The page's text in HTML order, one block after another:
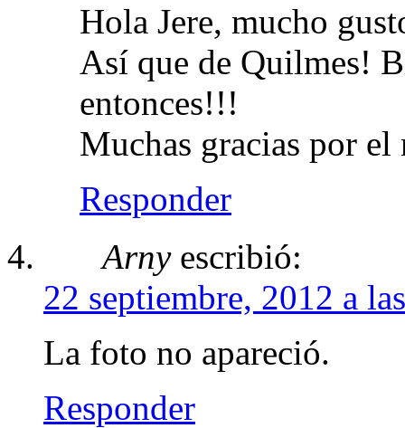
Hola Jere, mucho
Así que de Quilmes!
entonces!!!
Muchas gracias por
Responder
Arny escribió:
22 septiembre, 2012 a
La foto no apareció.
Responder